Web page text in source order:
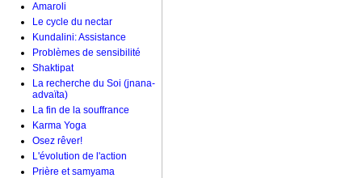
Amaroli
Le cycle du nectar
Kundalini: Assistance
Problèmes de sensibilité
Shaktipat
La recherche du Soi (jnana-
advaïta)
La fin de la souffrance
Karma Yoga
Osez rêver!
L'évolution de l'action
Prière et samyama